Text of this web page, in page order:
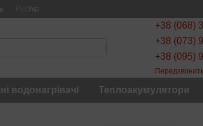
Укр
+38 (068)
+38 (073)
+38 (095)
водонагрівачі Теплоакумулятори